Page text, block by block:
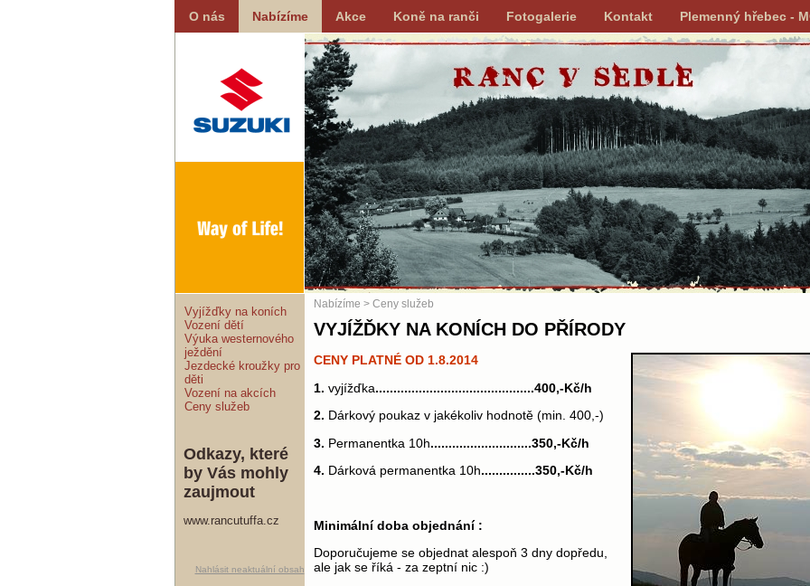
O nás Nabízíme Akce Koně na ranči Fotogalerie Kontakt Plemenný hřebec -
Vyjížďky na koních
Vození dětí
Výuka westernového
ježdění
Jezdecké kroužky pro
děti
Vození na akcích
Ceny služeb
Odkazy, které
by Vás mohly
zaujmout
www.rancutuffa.cz
Nahlásit neaktuální obsah
Nabízíme > Ceny služeb
VYJÍŽĎKY NA KONÍCH DO PŘÍRODY
CENY PLATNÉ OD 1.8.2014
1. vyjížďka............................................400,-Kč/h
2. Dárkový poukaz v jakékoliv hodnotě (min. 400,-)
3. Permanentka 10h............................350,-Kč/h
4. Dárková permanentka 10h...............350,-Kč/h
Minimální doba objednání :
Doporučujeme se objednat alespoň 3 dny dopředu,
ale jak se říká - za zeptní nic :)